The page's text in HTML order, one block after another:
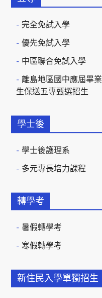
完全免試入學
優先免試入學
中區聯合免試入學
離島地區國中應屆畢業
生保送五專甄選招生
學士後
學士後護理系
多元專長培力課程
轉學考
暑假轉學考
寒假轉學考
新住民入學單獨招生